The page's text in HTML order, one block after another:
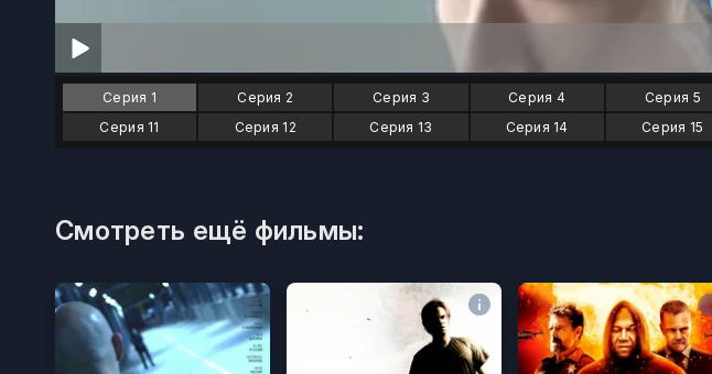
Серия 1 Серия 2 Серия 3 Серия 4 Серия 5
Серия 11
Серия 12 Серия 13 Серия 14 Серия 15
Смотреть ещё фильмы: